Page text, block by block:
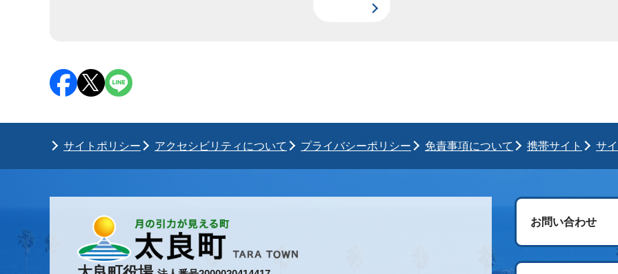
サイトポリシー アクセシビリティについて プライバシーポリシー 免責事項について 携帯サイト サ
お問い合わせ